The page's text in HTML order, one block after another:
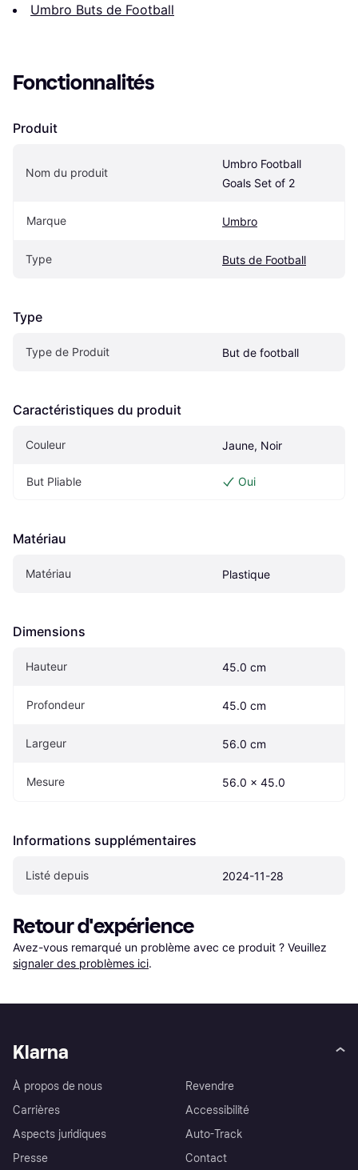
Umbro Buts de Football
Fonctionnalités
Produit
Nom du produit
Umbro Football
Goals Set of 2
Marque Umbro
Type Buts de Football
Type
Type de Produit But de football
Caractéristiques du produit
Couleur Jaune, Noir
But Pliable Oui
Matériau
Matériau Plastique
Dimensions
Hauteur 45.0 cm
Profondeur 45.0 cm
Largeur 56.0 cm
Mesure 56.0 x 45.0
Informations supplémentaires
Listé depuis 2024-11-28
Retour d'expérience
Avez-vous remarqué un problème avec ce produit ? Veuillez
signaler des problèmes ici.
Klarna
À propos de nous
Carrières
Aspects juridiques
Presse
Revendre
Accessibilité
Auto-Track
Contact